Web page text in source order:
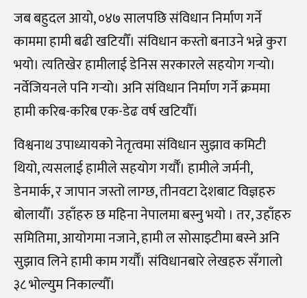
जब बहुदल आयो, ०४७ सालपछि संविधान निर्माण गर्ने
काममा हामी बढी खटियौँ। संविधान कस्तो बनाउने भन्ने कुरा
भयो। त्यतिखेर हामीलाई डेनिस सरकारले सहयोग गर्‍यो।
नर्वेजियनले पनि गर्‍यो। अनि संविधान निर्माण गर्ने क्रममा
हामी करिब-करिब एक-डेढ वर्ष खटियौँ।
विश्वनाथ उपाध्यायको नेतृत्वमा संविधान सुझाव कमिटी
थियो, त्यसलाई हामीले सहयोग गर्यौँ। हामीले जर्मनी,
डेनमार्क, र जापान जस्तो लाग्छ, तीनवटा देशबाट विज्ञहरु
बोलायौँ। उहाँहरु छ महिना नेपालमा बस्नु भयो । तर, उहाँहरु
समितिमा, आयोगमा नजाने, हामी ल सोसाइटीमा बस्ने अनि
सुझाव लिने हामी काम गर्यौँ। संविधानबारे लेखहरु सँगालो
३८ भोल्युम निकाल्यौँ।